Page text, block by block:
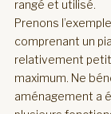
rangé et utilisé.
Prenons
comprenant un
relativement
maximum. Ne
aménagement a